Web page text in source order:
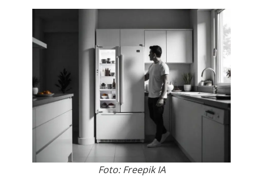
Foto: Freepik IA